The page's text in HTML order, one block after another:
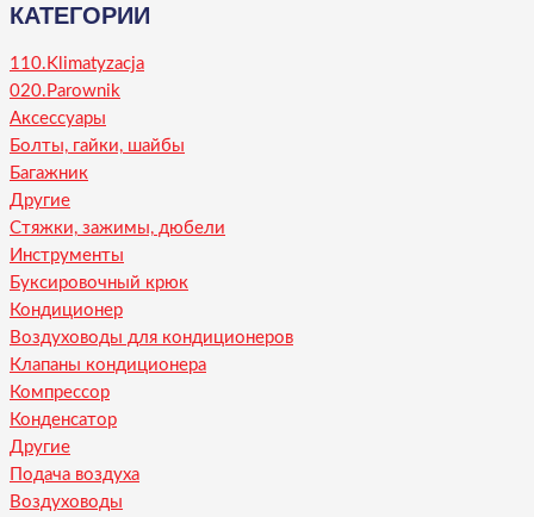
КАТЕГОРИИ
110.Klimatyzacja
020.Parownik
Аксессуары
Болты, гайки, шайбы
Багажник
Другие
Стяжки, зажимы, дюбели
Инструменты
Буксировочный крюк
Кондиционер
Воздуховоды для кондиционеров
Клапаны кондиционера
Компрессор
Конденсатор
Другие
Подача воздуха
Воздуховоды